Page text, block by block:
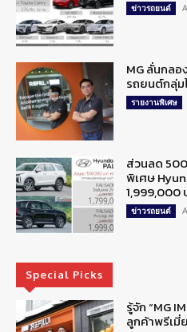
ข่าวรถยนต์
MG ลั่นกล
รถยนต์กลุ่
รายงานพิเศษ
ส่วนลด
พิเศษ
1,999,000
ข่าวรถยนต์
Special Picks
รู้จัก “MG
ลูกค้าพรีเมี่